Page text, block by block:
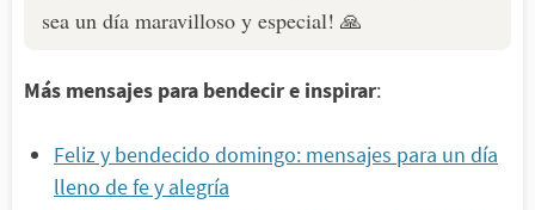
sea un día maravilloso y especial! 🙏
Más mensajes para bendecir e inspirar:
Feliz y bendecido domingo: mensajes para un día
lleno de fe y alegría